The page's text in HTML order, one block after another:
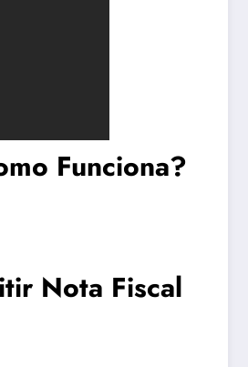
Funciona?
Nota Fiscal